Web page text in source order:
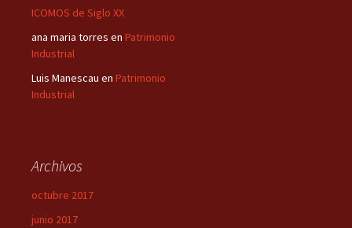
ICOMOS de Siglo XX
ana maria torres en Patrimonio
Industrial
Luis Manescau en Patrimonio
Industrial
Archivos
octubre 2017
junio 2017